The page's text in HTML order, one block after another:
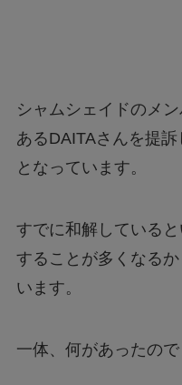
シャムシェイドのメ
あるDAITAさんを提
となっています。
すでに和解している
することが多くなる
います。
一体、何があったので